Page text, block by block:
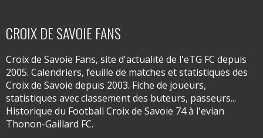
CROIX DE SAVOIE FANS
Croix de Savoie Fans, site d'actualité de l'eTG FC depuis
2005. Calendriers, feuille de matches et statistiques des
Croix de Savoie depuis 2003. Fiche de joueurs,
statistiques avec classement des buteurs, passeurs...
Historique du Football Croix de Savoie 74 à l'evian
Thonon-Gaillard FC.